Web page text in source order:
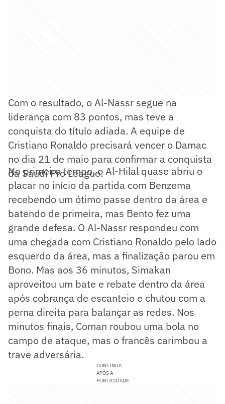
Com o resultado, o Al-Nassr segue na
liderança com 83 pontos, mas teve a
conquista do título adiada. A equipe de
Cristiano Ronaldo precisará vencer o Damac
no dia 21 de maio para confirmar a conquista
da Saudi Pro League.
No primeiro tempo, o Al-Hilal quase abriu o
placar no início da partida com Benzema
recebendo um ótimo passe dentro da área e
batendo de primeira, mas Bento fez uma
grande defesa. O Al-Nassr respondeu com
uma chegada com Cristiano Ronaldo pelo lado
esquerdo da área, mas a finalização parou em
Bono. Mas aos 36 minutos, Simakan
aproveitou um bate e rebate dentro da área
após cobrança de escanteio e chutou com a
perna direita para balançar as redes. Nos
minutos finais, Coman roubou uma bola no
campo de ataque, mas o francês carimbou a
trave adversária.
CONTINUA
APÓS A
PUBLICIDADE